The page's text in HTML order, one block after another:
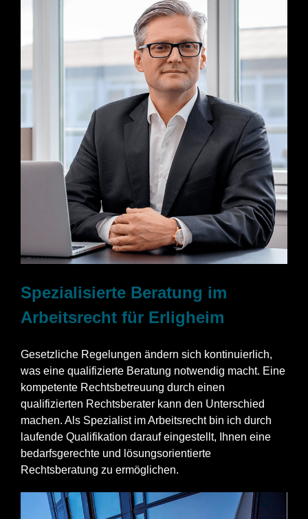
Spezialisierte Beratung im
Arbeitsrecht für Erligheim
Gesetzliche Regelungen ändern sich kontinuierlich,
was eine qualifizierte Beratung notwendig macht. Eine
kompetente Rechtsbetreuung durch einen
qualifizierten Rechtsberater kann den Unterschied
machen. Als Spezialist im Arbeitsrecht bin ich durch
laufende Qualifikation darauf eingestellt, Ihnen eine
bedarfsgerechte und lösungsorientierte
Rechtsberatung zu ermöglichen.